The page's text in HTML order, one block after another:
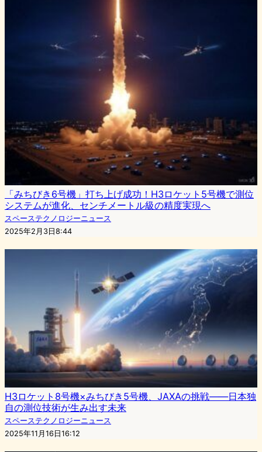
「みちびき6号機」打ち上げ成功！H3ロケット5号機で測位
システムが進化、センチメートル級の精度実現へ
スペーステクノロジーニュース
2025年2月3日8:44
H3ロケット8号機×みちびき5号機、JAXAの挑戦――日本独
自の測位技術が生み出す未来
スペーステクノロジーニュース
2025年11月16日16:12